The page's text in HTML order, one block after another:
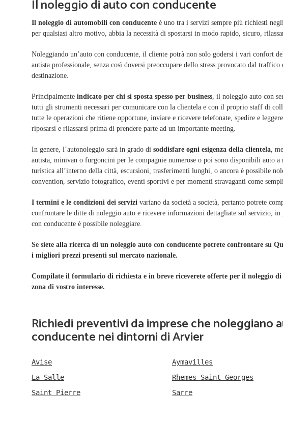
Il noleggio di auto con conducente
Il noleggio di automobili con conducente è uno tra i servizi sempre più richiesti
per qualsiasi altro motivo, abbia la necessità di spostarsi in modo rapido, sicuro,
Noleggiando un’auto con conducente, il cliente potrà non solo godersi i vari confort
autista professionale, senza così doversi preoccupare dello stress provocato dal
destinazione.
Principalmente indicato per chi si sposta spesso per business, il noleggio auto con
tutti gli strumenti necessari per comunicare con la clientela e con il proprio staff di
tutte le operazioni che ritiene opportune, inviare e ricevere telefonate, spedire e
riposarsi e rilassarsi prima di prendere parte ad un importante meeting.
In genere, l’autonoleggio sarà in grado di soddisfare ogni esigenza della clientela,
autista, minivan o furgoncini per le compagnie numerose o poi sono disponibili auto
turistica all’interno della città, escursioni, trasferimenti lunghi, o ancora è possibile
convention, servizio fotografico, eventi sportivi e per momenti stravaganti come
I termini e le condizioni dei servizi variano da società a società, pertanto potrete
confrontare le ditte di noleggio auto e ricevere informazioni dettagliate sul servizio,
con conducente è possibile noleggiare.
Se siete alla ricerca di un noleggio auto con conducente potrete confrontare su
i migliori prezzi presenti sul mercato nazionale.
Compilate il formulario di richiesta e in breve riceverete offerte per il noleggio
zona di vostro interesse.
Richiedi preventivi da imprese che noleggiano
conducente nei dintorni di Arvier
Avise Aymavilles
La Salle
Rhemes Saint Georges
Saint Pierre
Sarre